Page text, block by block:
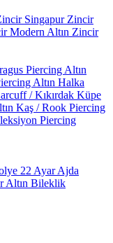
Singapur Zincir
Modern Altın Zincir
Piercing Altın
Altın Halka
/ Kıkırdak Küpe
Kaş / Rook Piercing
Piercing
22 Ayar Ajda
Altın Bileklik